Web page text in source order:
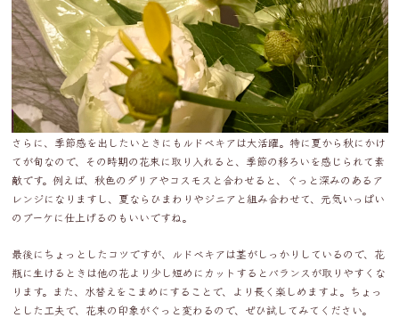
さらに、季節感を出したいときにもルドベキアは大活躍。特に夏から秋にかけ
てが旬なので、その時期の花束に取り入れると、季節の移ろいを感じられて素
敵です。例えば、秋色のダリアやコスモスと合わせると、ぐっと深みのあるア
レンジになりますし、夏ならひまわりやジニアと組み合わせて、元気いっぱい
のブーケに仕上げるのもいいですね。
最後にちょっとしたコツですが、ルドベキアは茎がしっかりしているので、花
瓶に生けるときは他の花より少し短めにカットするとバランスが取りやすくな
ります。また、水替えをこまめにすることで、より長く楽しめますよ。ちょっ
とした工夫で、花束の印象がぐっと変わるので、ぜひ試してみてください。